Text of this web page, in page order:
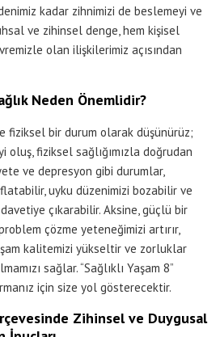
kadar zihnimizi de beslemeyi ve
ve zihinsel denge, hem kişisel
olan ilişkilerimiz açısından
Neden Önemlidir?
fiziksel bir durum olarak düşünürüz;
fiziksel sağlığımızla doğrudan
ve depresyon gibi durumlar,
uyku düzenimizi bozabilir ve
çıkarabilir. Aksine, güçlü bir
çözme yeteneğimizi artırır,
kalitemizi yükseltir ve zorluklar
sağlar. “Sağlıklı Yaşam 8”
için size yol gösterecektir.
Zihinsel ve Duygusal